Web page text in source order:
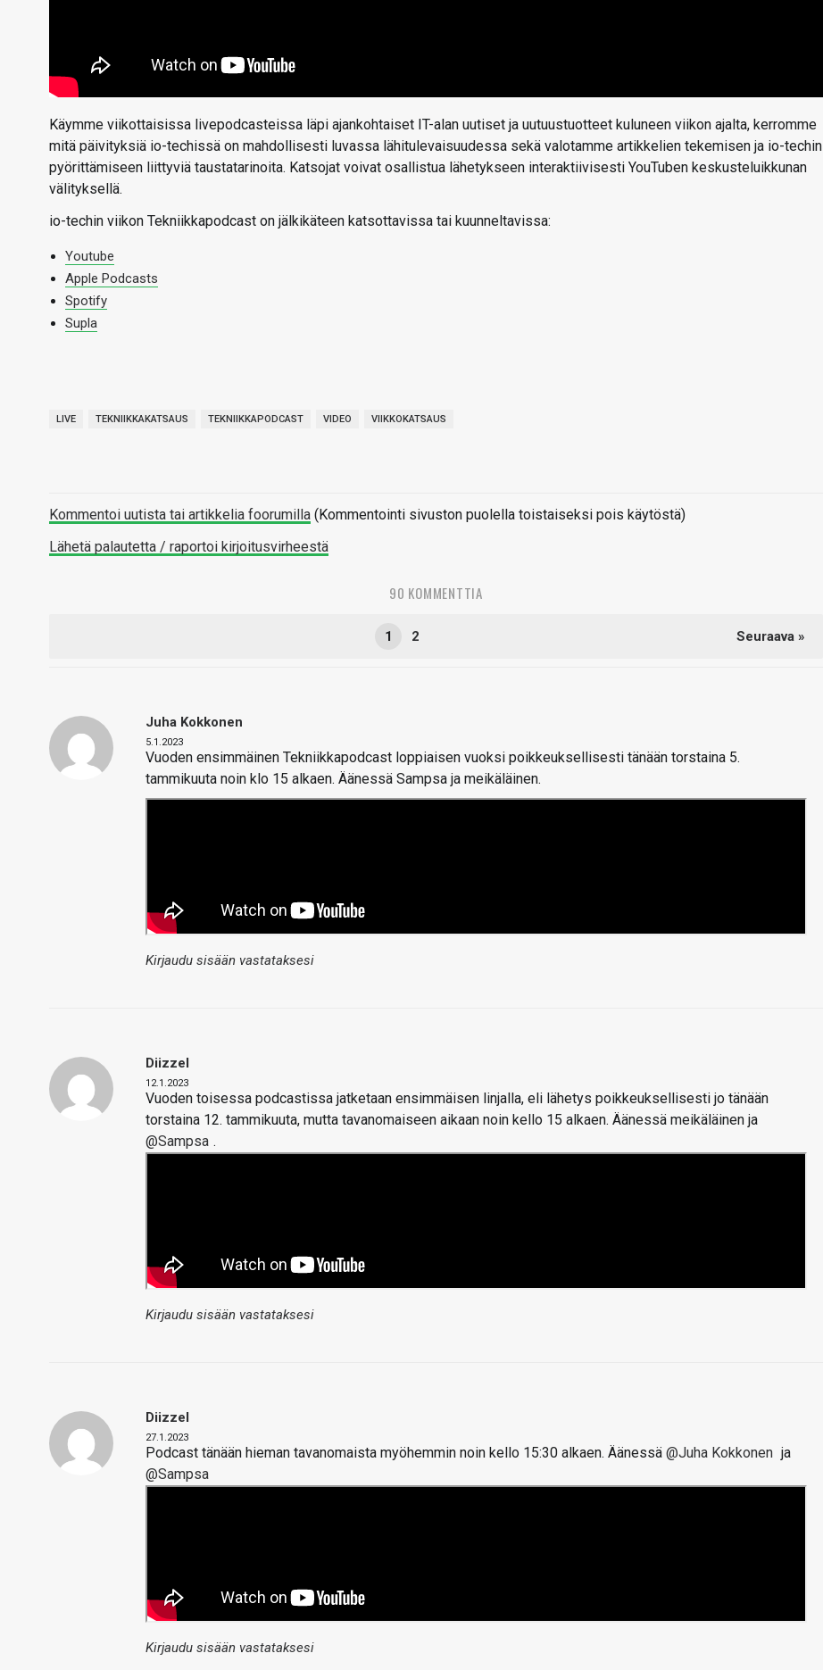
Käymme viikottaisissa livepodcasteissa läpi ajankohtaiset IT-alan uutiset ja uutuustuotteet kuluneen viikon ajalta, kerromme
mitä päivityksiä io-techissä on mahdollisesti luvassa lähitulevaisuudessa sekä valotamme artikkelien tekemisen ja io-techin
pyörittämiseen liittyviä taustatarinoita. Katsojat voivat osallistua lähetykseen interaktiivisesti YouTuben keskusteluikkunan
välityksellä.
io-techin viikon Tekniikkapodcast on jälkikäteen katsottavissa tai kuunneltavissa:
Youtube
Apple Podcasts
Spotify
Supla
LIVE TEKNIIKKAKATSAUS TEKNIIKKAPODCAST VIDEO VIIKKOKATSAUS
Kommentoi uutista tai artikkelia foorumilla (Kommentointi sivuston puolella toistaiseksi pois käytöstä)
Lähetä palautetta / raportoi kirjoitusvirheestä
90 KOMMENTTIA
1 2 Seuraava »
Juha Kokkonen
5.1.2023
Vuoden ensimmäinen Tekniikkapodcast loppiaisen vuoksi poikkeuksellisesti tänään torstaina 5.
tammikuuta noin klo 15 alkaen. Äänessä Sampsa ja meikäläinen.
Kirjaudu sisään vastataksesi
Diizzel
12.1.2023
Vuoden toisessa podcastissa jatketaan ensimmäisen linjalla, eli lähetys poikkeuksellisesti jo tänään
torstaina 12. tammikuuta, mutta tavanomaiseen aikaan noin kello 15 alkaen. Äänessä meikäläinen ja
@Sampsa .
Kirjaudu sisään vastataksesi
Diizzel
27.1.2023
Podcast tänään hieman tavanomaista myöhemmin noin kello 15:30 alkaen. Äänessä @Juha Kokkonen ja
@Sampsa
Kirjaudu sisään vastataksesi